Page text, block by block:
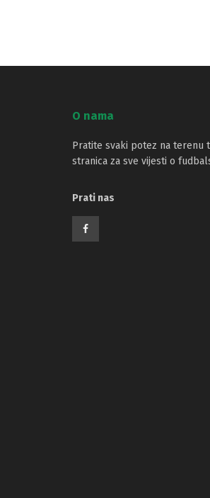
O nama
Pratite svaki potez na terenu
stranica za sve vijesti o
Prati nas